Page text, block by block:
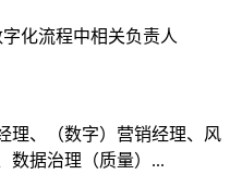
化流程中相关负责人
理、（数字）营销经理、风
数据治理（质量）...